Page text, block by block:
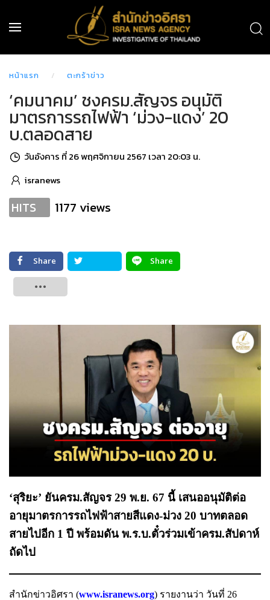
หน้าแรก ตะกร้าข่าว
‘คมนาคม’ ชงครม.สัญจร อนุมัติ
มาตรการรถไฟฟ้า ‘ม่วง-แดง’ 20
บ.ตลอดสาย
วันอังคาร ที่ 26 พฤศจิกายน 2567 เวลา 20:03 น.
isranews
HITS 1177 views
Share
Share
‘สุริยะ’ ยันครม.สัญจร 29 พ.ย. 67 นี้ เสนออนุมัติต่อ
อายุมาตรการรถไฟฟ้าสายสีแดง-ม่วง 20 บาทตลอด
สายไปอีก 1 ปี พร้อมดัน พ.ร.บ.ตั๋วร่วมเข้าครม.สัปดาห์
ถัดไป
สำนักข่าวอิศรา (www.isranews.org) รายงานว่า วันที่ 26